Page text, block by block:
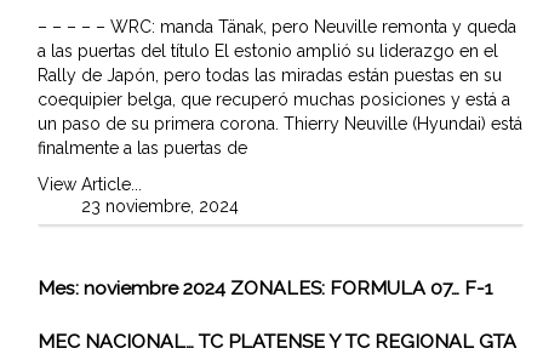
– – – – – WRC: manda Tänak, pero Neuville remonta y queda
a las puertas del título El estonio amplió su liderazgo en el
Rally de Japón, pero todas las miradas están puestas en su
coequipier belga, que recuperó muchas posiciones y está a
un paso de su primera corona. Thierry Neuville (Hyundai) está
finalmente a las puertas de
View Article...
23 noviembre, 2024
Mes: noviembre 2024 ZONALES: FORMULA 07… F-1
MEC NACIONAL… TC PLATENSE Y TC REGIONAL GTA